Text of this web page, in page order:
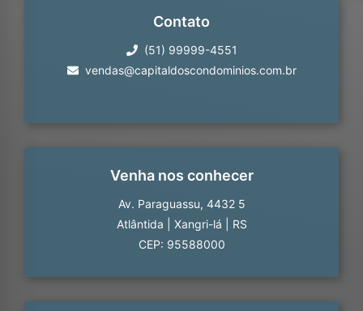
Contato
(51) 99999-4551
vendas@capitaldoscondominios.com.br
Venha nos conhecer
Av. Paraguassu, 4432 5
Atlântida
Xangri-lá
RS
CEP: 95588000